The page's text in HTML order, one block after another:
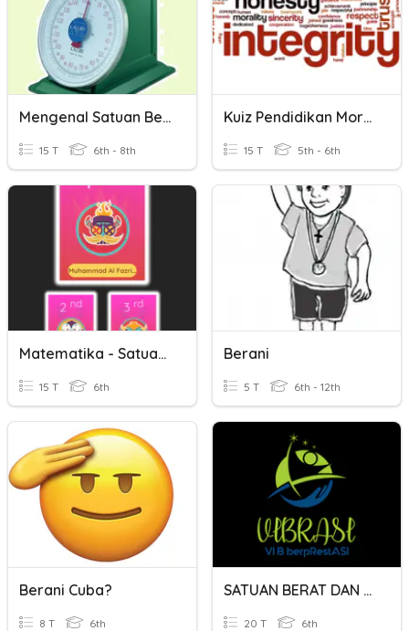
Mengenal Satuan Berat
15 T 6th - 8th
Kuiz Pendidikan Moral - Berani
15 T 5th - 6th
Matematika - Satuan Waktu, Volume & Berat
15 T 6th
Berani
5 T 6th - 12th
Berani Cuba?
8 T 6th
SATUAN BERAT DAN KUANTITAS
20 T 6th